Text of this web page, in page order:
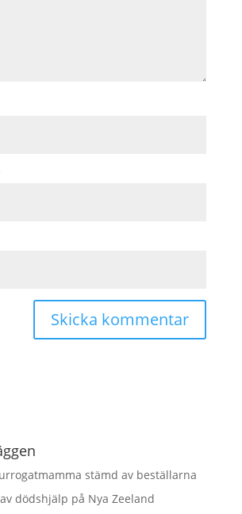
stämd av beställarna
dödshjälp på Nya Zeeland